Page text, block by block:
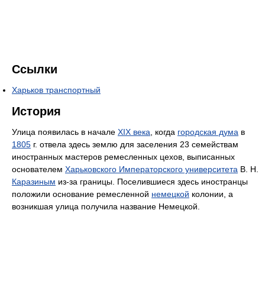
Ссылки
Харьков транспортный
История
Улица появилась в начале XIX века , когда городская дума в
1805 г. отвела здесь землю для заселения 23 семействам
иностранных мастеров ремесленных цехов, выписанных
основателем Харьковского Императорского университета В. Н.
Каразиным из-за границы. Поселившиеся здесь иностранцы
положили основание ремесленной немецкой колонии, а
возникшая улица получила название Немецкой.